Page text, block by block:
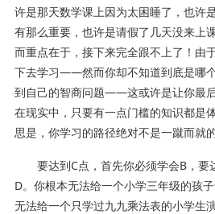
许是那天数学课上因为太困睡了，也许
有那么重要，也许是请假了几天没来上课
而重点在于，接下来完全跟不上了！由
下去学习——然而你却不知道到底是哪
到自己的智商问题——这或许是让你最后
在现实中，只要有一点门槛的知识都是
思是，你学习的路径绝对不是一蹴而就
要达到C点，首先你必须学会B，要
D。你根本无法给一个小学三年级的孩
无法给一个只学过九九乘法表的小学生